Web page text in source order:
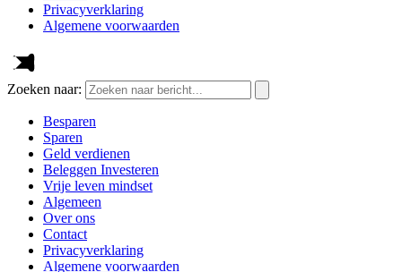
Privacyverklaring
Algemene voorwaarden
Zoeken naar:
Besparen
Sparen
Geld verdienen
Beleggen Investeren
Vrije leven mindset
Algemeen
Over ons
Contact
Privacyverklaring
Algemene voorwaarden